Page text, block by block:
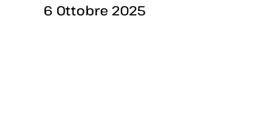
6 Ottobre 2025